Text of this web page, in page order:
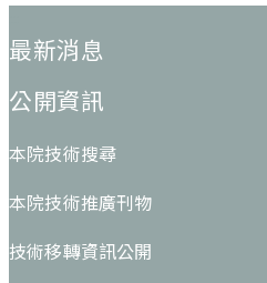
最新消息
公開資訊
本院技術搜尋
本院技術推廣刊物
技術移轉資訊公開